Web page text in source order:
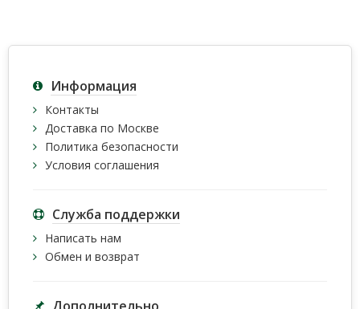
Информация
Контакты
Доставка по Москве
Политика безопасности
Условия соглашения
Служба поддержки
Написать нам
Обмен и возврат